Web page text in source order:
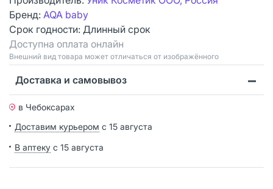
Бренд: AQA baby
Срок годности: Длинный срок
Доступна оплата онлайн
Bнешний вид товара может отличаться от изображённого
Доставка и самовывоз
в Чебоксарах
Доставим курьером с 15 августа
В аптеку с 15 августа